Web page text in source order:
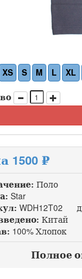
XS S M L XL
1500 ₽
Поло
Star
WDH12T02
Китай
100% Хлопок
Полное